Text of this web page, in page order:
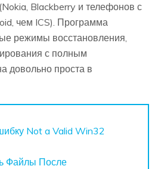
Blackberry и телефонов с
чем ICS). Программа
режимы восстановления,
с полным
довольно проста в
Not a Valid Win32
Файлы После